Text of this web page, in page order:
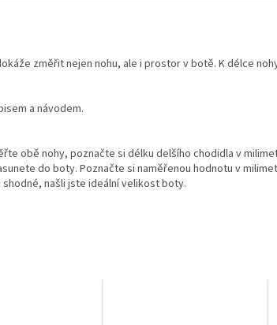
změřit nejen nohu, ale i prostor v botě. K délce
a návodem.
obě nohy, poznačte si délku delšího chodidla v
do boty. Poznačte si naměřenou hodnotu v
našli jste ideální velikost boty.